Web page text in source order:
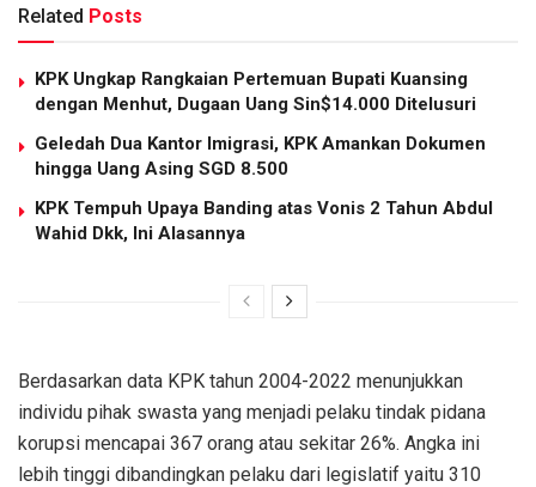
Related Posts
KPK Ungkap Rangkaian Pertemuan Bupati Kuansing
dengan Menhut, Dugaan Uang Sin$14.000 Ditelusuri
Geledah Dua Kantor Imigrasi, KPK Amankan Dokumen
hingga Uang Asing SGD 8.500
KPK Tempuh Upaya Banding atas Vonis 2 Tahun Abdul
Wahid Dkk, Ini Alasannya
Berdasarkan data KPK tahun 2004-2022 menunjukkan
individu pihak swasta yang menjadi pelaku tindak pidana
korupsi mencapai 367 orang atau sekitar 26%. Angka ini
lebih tinggi dibandingkan pelaku dari legislatif yaitu 310